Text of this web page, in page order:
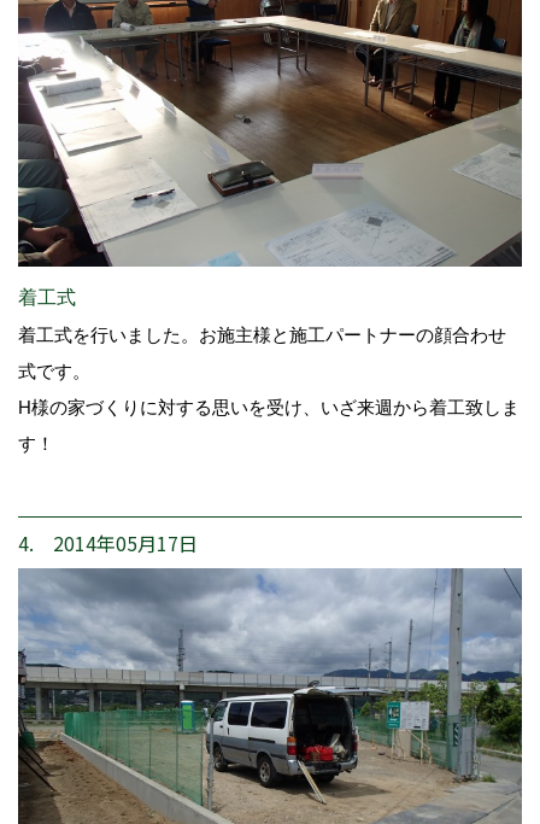
着工式
着工式を行いました。お施主様と施工パートナーの顔合わせ
式です。
H様の家づくりに対する思いを受け、いざ来週から着工致しま
す！
4. 2014年05月17日